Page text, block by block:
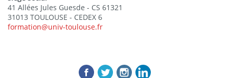
41 Allées Jules Guesde - CS 61321
31013 TOULOUSE - CEDEX 6
formation@univ-toulouse.fr